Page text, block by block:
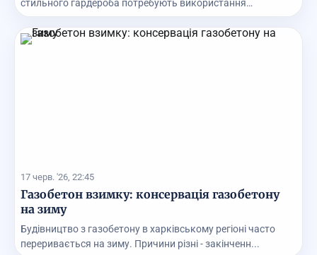
стильного гардероба потребують використання
17 черв. '26, 22:45
Газобетон взимку: консервація газобетону
на зиму
Будівництво з газобетону в харківському регіоні часто
переривається на зиму. Причини різні - закінченн...